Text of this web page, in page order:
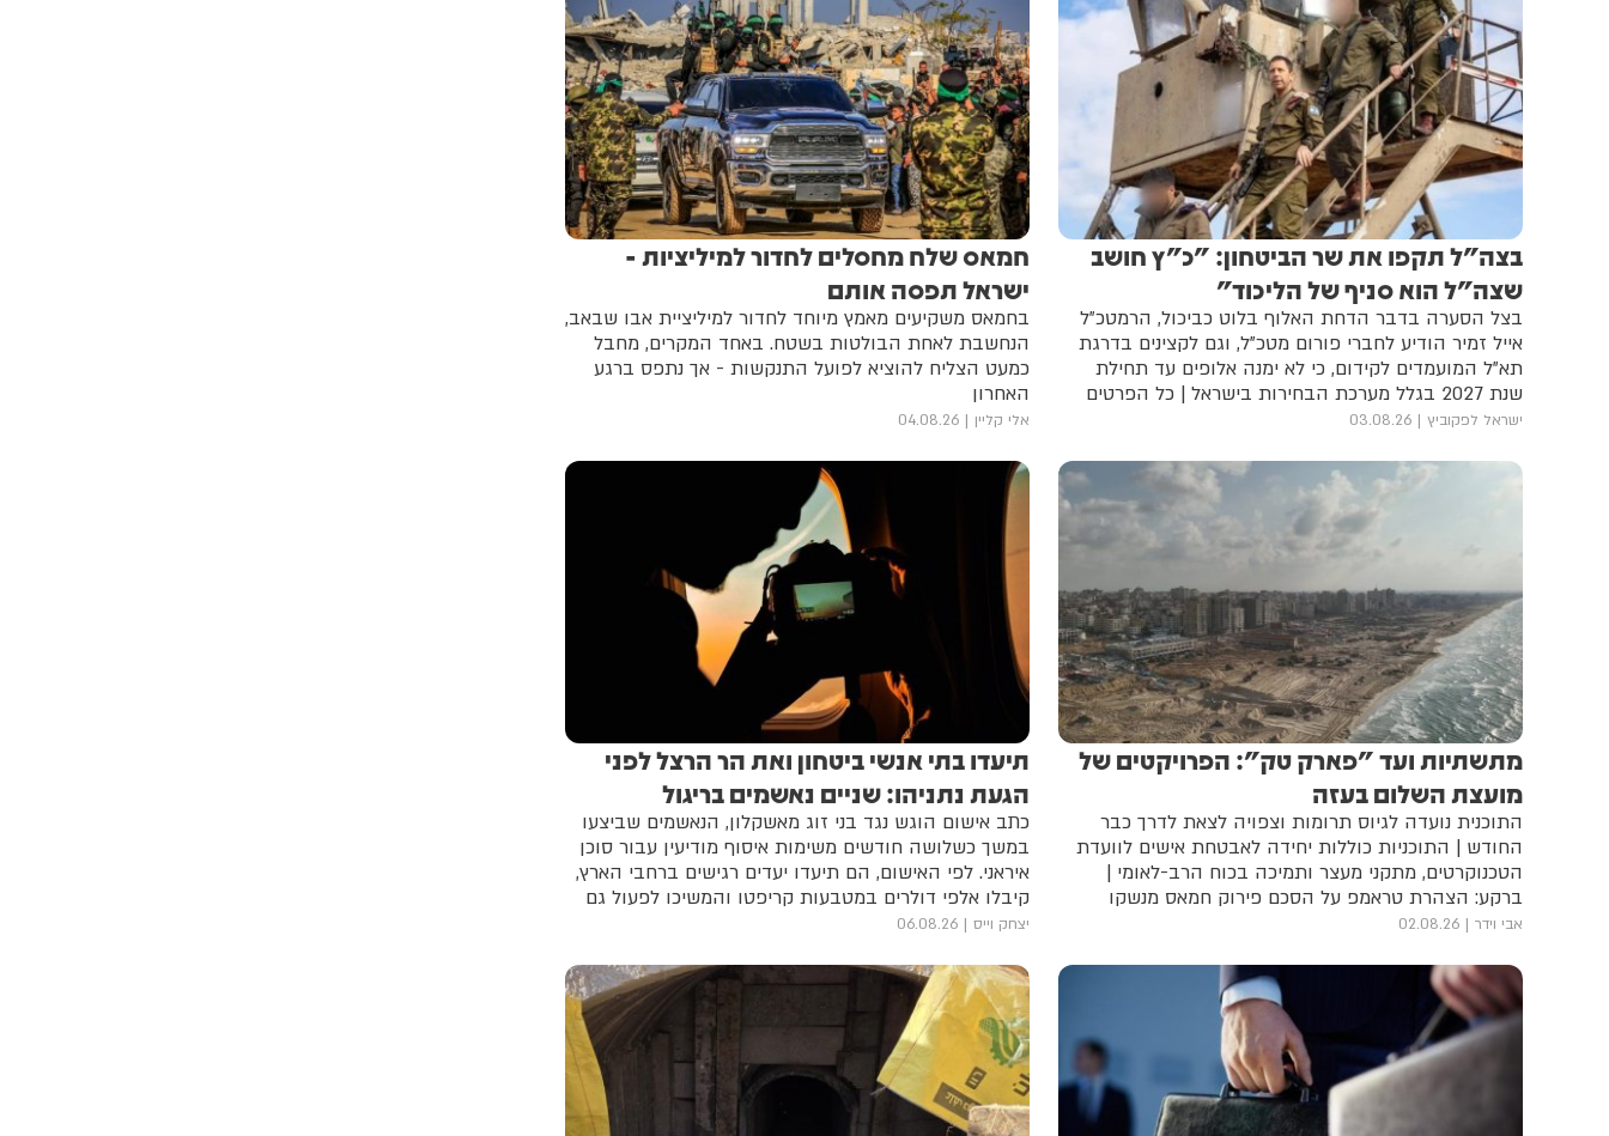
בצה"ל תקפו את שר הביטחון: "כ"ץ חושב
שצה"ל הוא סניף של הליכוד"
בצל הסערה בדבר הדחת האלוף בלוט כביכול, הרמטכ"ל
אייל זמיר הודיע לחברי פורום מטכ"ל, וגם לקצינים בדרגת
תא"ל המועמדים לקידום, כי לא ימנה אלופים עד תחילת
שנת 2027 בגלל מערכת הבחירות בישראל | כל הפרטים
ישראל לפקוביץ 03.08.26
חמאס שלח מחסלים לחדור למיליציות -
ישראל תפסה אותם
בחמאס משקיעים מאמץ מיוחד לחדור למיליציית אבו שבאב,
הנחשבת לאחת הבולטות בשטח. באחד המקרים, מחבל
כמעט הצליח להוציא לפועל התנקשות - אך נתפס ברגע
האחרון
אלי קליין 04.08.26
מתשתיות ועד "פארק טק": הפרויקטים של
מועצת השלום בעזה
התוכנית נועדה לגיוס תרומות וצפויה לצאת לדרך כבר
החודש | התוכניות כוללות יחידה לאבטחת אישים לוועדת
הטכנוקרטים, מתקני מעצר ותמיכה בכוח הרב-לאומי |
ברקע: הצהרת טראמפ על הסכם פירוק חמאס מנשקו
אבי וידר 02.08.26
תיעדו בתי אנשי ביטחון ואת הר הרצל לפני
הגעת נתניהו: שניים נאשמים בריגול
כתב אישום הוגש נגד בני זוג מאשקלון, הנאשמים שביצעו
במשך כשלושה חודשים משימות איסוף מודיעין עבור סוכן
איראני. לפי האישום, הם תיעדו יעדים רגישים ברחבי הארץ,
קיבלו אלפי דולרים במטבעות קריפטו והמשיכו לפעול גם
לאחר שהבינו עבור מי הם עובדים
יצחק וייס 06.08.26